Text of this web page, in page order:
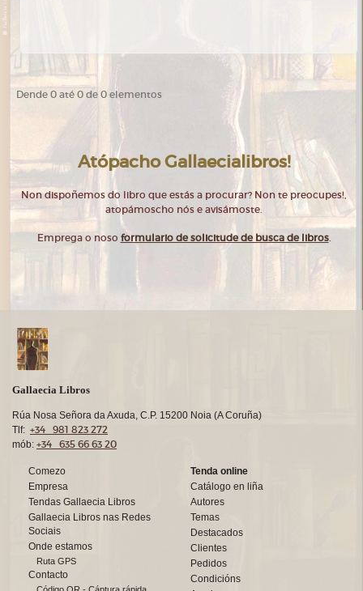
Dende 0 até 0 de 0 elementos
Atópacho Gallaecialibros!
Non dispoñemos do libro que estás a procurar? Non te preocupes!,
atopámoscho nós e avisámoste.
Emprega o noso formulario de solicitude de busca de libros.
Gallaecia Libros
Rúa Nosa Señora da Axuda, C.P. 15200 Noia (A Coruña)
Tlf: +34 981 823 272
mób: +34 635 66 63 20
Comezo
Empresa
Tendas Gallaecia Libros
Gallaecia Libros nas Redes
Sociais
Onde estamos
Ruta GPS
Contacto
Tenda online
Catálogo en liña
Autores
Temas
Destacados
Clientes
Pedidos
Condicións